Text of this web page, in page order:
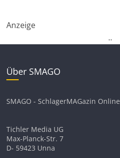
Anzeige
..
Über SMAGO
SMAGO - SchlagerMAGazin Online
Tichler Media UG
Max-Planck-Str. 7
D- 59423 Unna